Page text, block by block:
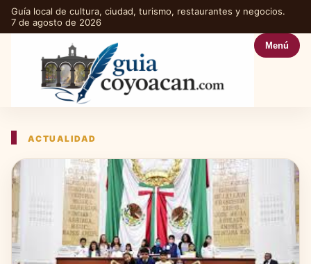
Guía local de cultura, ciudad, turismo, restaurantes y negocios.
7 de agosto de 2026
Menú
ACTUALIDAD